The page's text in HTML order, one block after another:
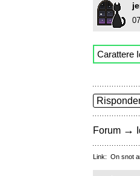
Carattere
Forum →
Link: On snot